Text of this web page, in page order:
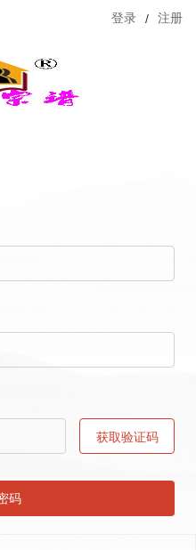
登录 / 注册
获取验证码
码